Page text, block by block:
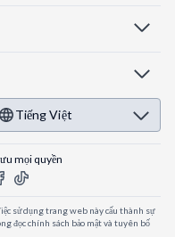
Tiếng Việt
mọi quyền
sử dụng trang web này cấu thành sự
đọc chính sách bảo mật và tuyên bố